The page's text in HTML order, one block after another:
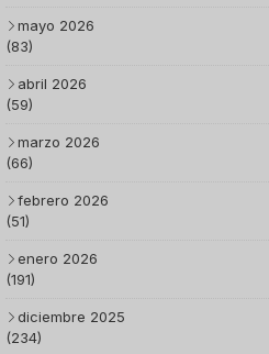
mayo 2026
(83)
abril 2026
(59)
marzo 2026
(66)
febrero 2026
(51)
enero 2026
(191)
diciembre 2025
(234)